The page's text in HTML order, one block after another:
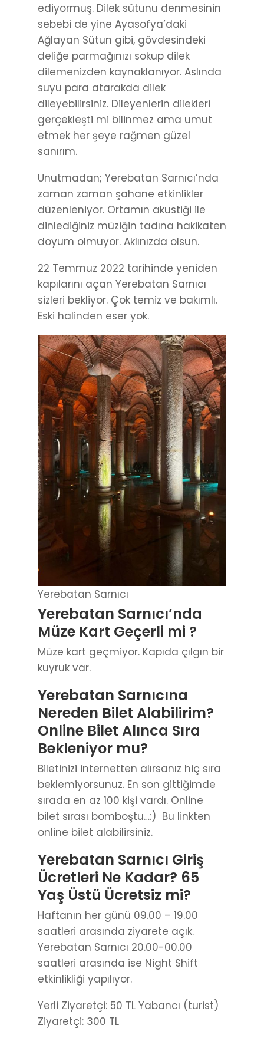
ediyormuş. Dilek sütunu denmesinin
sebebi de yine Ayasofya’daki
Ağlayan Sütun gibi, gövdesindeki
deliğe parmağınızı sokup dilek
dilemenizden kaynaklanıyor. Aslında
suyu para atarakda dilek
dileyebilirsiniz. Dileyenlerin dilekleri
gerçekleşti mi bilinmez ama umut
etmek her şeye rağmen güzel
sanırım.
Unutmadan; Yerebatan Sarnıcı’nda
zaman zaman şahane etkinlikler
düzenleniyor. Ortamın akustiği ile
dinlediğiniz müziğin tadına hakikaten
doyum olmuyor. Aklınızda olsun.
22 Temmuz 2022 tarihinde yeniden
kapılarını açan Yerebatan Sarnıcı
sizleri bekliyor. Çok temiz ve bakımlı.
Eski halinden eser yok.
Yerebatan Sarnıcı
Yerebatan Sarnıcı’nda
Müze Kart Geçerli mi ?
Müze kart geçmiyor. Kapıda çılgın bir
kuyruk var.
Yerebatan Sarnıcına
Nereden Bilet Alabilirim?
Online Bilet Alınca Sıra
Bekleniyor mu?
Biletinizi internetten alırsanız hiç sıra
beklemiyorsunuz. En son gittiğimde
sırada en az 100 kişi vardı. Online
bilet sırası bomboştu…:) Bu linkten
online bilet alabilirsiniz.
Yerebatan Sarnıcı Giriş
Ücretleri Ne Kadar? 65
Yaş Üstü Ücretsiz mi?
Haftanın her günü 09.00 – 19.00
saatleri arasında ziyarete açık.
Yerebatan Sarnıcı 20.00-00.00
saatleri arasında ise Night Shift
etkinlikliği yapılıyor.
Yerli Ziyaretçi: 50 TL Yabancı (turist)
Ziyaretçi: 300 TL